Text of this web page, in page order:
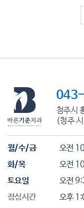
청주시
(청주
월/수/금
오전
화/목
오전
토요일
오전
점심시간
오후